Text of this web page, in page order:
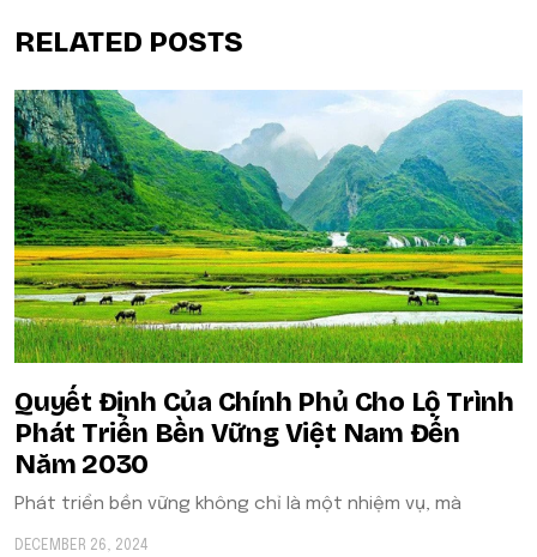
RELATED POSTS
Quyết Định Của Chính Phủ Cho Lộ Trình
Phát Triển Bền Vững Việt Nam Đến
Năm 2030
Phát triển bền vững không chỉ là một nhiệm vụ, mà
DECEMBER 26, 2024